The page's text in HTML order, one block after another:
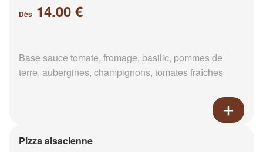
Dès 14.00 €
Base sauce tomate, fromage, basilic, pommes de
terre, aubergines, champignons, tomates fraîches
Pizza alsacienne